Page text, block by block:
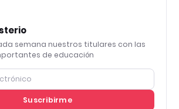
semana nuestros titulares con las
de educación
Suscribirme